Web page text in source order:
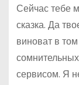
Сейчас тебе
сказка. Да
виноват в
сервисом. Я